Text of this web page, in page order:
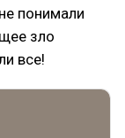
понимали
зло
все!